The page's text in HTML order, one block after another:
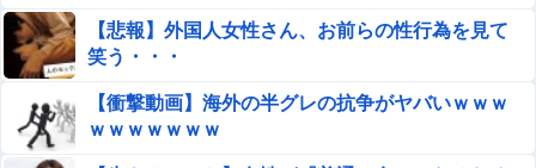
【悲報】外国人女性さん、お前らの性行為を見て
笑う・・・
【衝撃動画】海外の半グレの抗争がヤバいｗｗｗ
ｗｗｗｗｗｗｗ